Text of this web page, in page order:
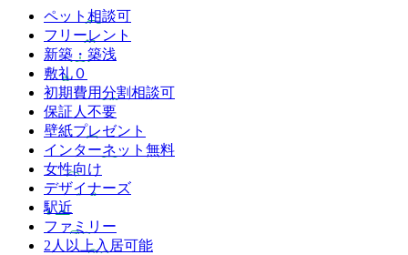
ペット相談可
フリーレント
新築・築浅
敷礼０
初期費用分割相談可
保証人不要
壁紙プレゼント
インターネット無料
女性向け
デザイナーズ
駅近
ファミリー
2人以上入居可能